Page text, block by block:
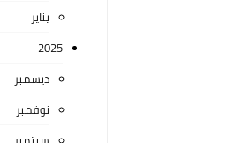
يناير
2025
ديسمبر
نوفمبر